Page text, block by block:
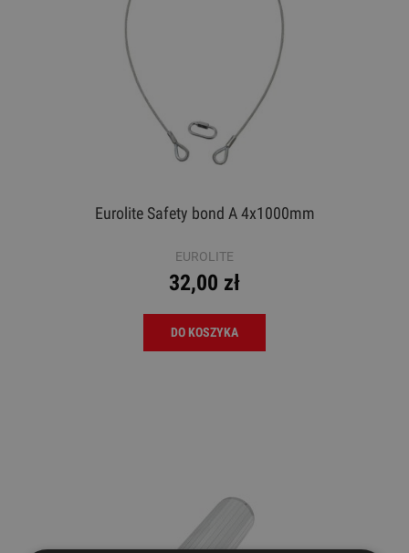
Eurolite Safety bond A 4x1000mm
EUROLITE
32,00 zł
DO KOSZYKA